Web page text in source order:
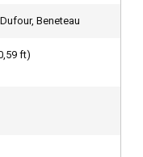
Beneteau
ft)